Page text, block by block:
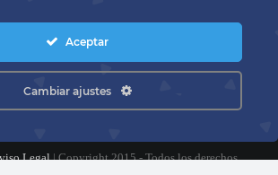
Legal| Copyright 2015 - Todos los derechos
Aceptar
Cambiar ajustes